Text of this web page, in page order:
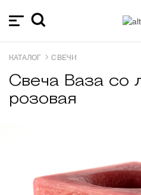
КАТАЛОГ СВЕЧИ
Свеча Ваза со
розовая